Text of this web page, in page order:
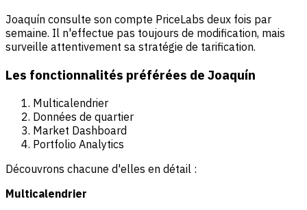
Joaquín consulte son compte PriceLabs deux fois par
semaine. Il n'effectue pas toujours de modification, mais
surveille attentivement sa stratégie de tarification.
Les fonctionnalités préférées de Joaquín
Multicalendrier
Données de quartier
Market Dashboard
Portfolio Analytics
Découvrons chacune d'elles en détail :
Multicalendrier